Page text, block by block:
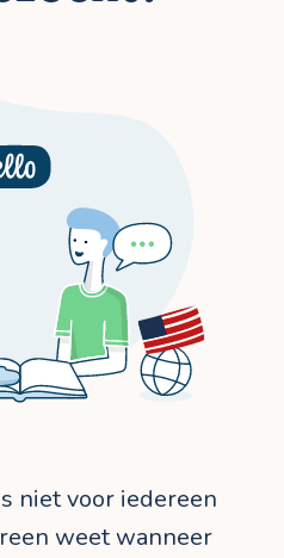
niet voor iedereen
weet wanneer